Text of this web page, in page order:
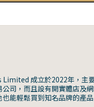
成立於2022年，主
司，而且設有開實體店及
能輕鬆買到知名品牌的產品